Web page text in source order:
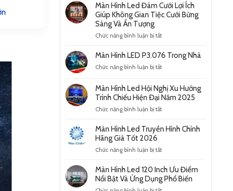
Màn Hình Led Đám Cưới Lợi Ích
Giúp Không Gian Tiệc Cưới Bừng
Sáng Và Ấn Tượng
Chức năng bình luận bị tắtở
Hình
Đám
Lợi
Ích
Không
Tiệc
Ấn
Tượng
Màn Hình LED P3.076 Trong Nhà
Chức năng bình luận bị tắtở
Hình
LED
P3.076
Trong
Màn Hình Led Hội Nghị Xu Hướng
Trình Chiếu Hiện Đại Năm 2025
Chức năng bình luận bị tắtở
Hình
Nghị
Hướng
Trình
Màn Hình Led Truyền Hình Chính
Hãng Giá Tốt 2026
Chức năng bình luận bị tắtở
Hình
Led
Truyền
Màn Hình Led 120 Inch Ưu Điểm
Nổi Bật Và Ứng Dụng Phổ Biến